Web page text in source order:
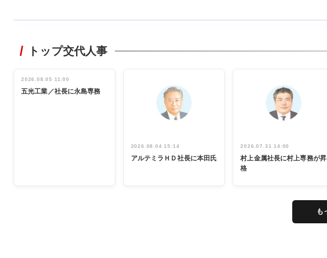
非鉄業界で
管理職編
インタビュ
ー／社内ア
INTERVIEW
トップ交代人事
2026.08.05 11:00
五光工業／社長に永島専務
2026.08.04 15:14
アルテミラＨＤ社長に本田氏
2026.07.31 14:00
村上金属社長に村上専務が昇
格
も